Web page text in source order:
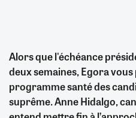
Alors que l'échéance
deux semaines, Egora
programme santé des
suprême. Anne Hidalgo,